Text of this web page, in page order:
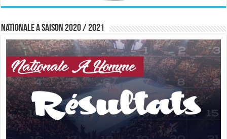
Nationale A saison 2020 / 2021